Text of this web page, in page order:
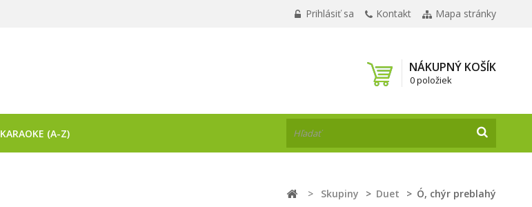
Prihlásiť sa Kontakt Mapa stránky
NÁKUPNÝ KOŠÍK
0 položiek
KARAOKE (A-Z)
> Skupiny > Duet > Ó, chýr preblahý